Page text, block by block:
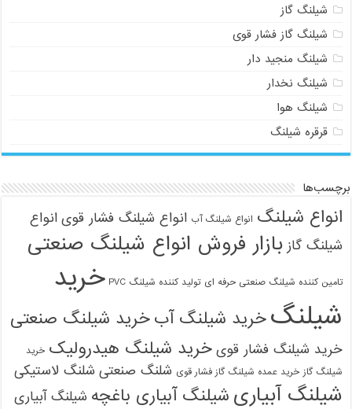
شیلنگ گاز
شیلنگ گاز فشار قوی
شیلنگ منجید دار
شیلنگ نخدار
شیلنگ هوا
قرقره شیلنگ
برچسب‌ها
انواع شیلنگ انواع شیلنگ آب انواع شیلنگ فشار قوی انواع
شیلنگ گاز بازار فروش انواع شیلنگ صنعتی
تامین کننده شیلنگ صنعتی حرفه ای تولید کننده شیلنگ PVC
خرید
شیلنگخرید شیلنگ آبخرید شیلنگ صنعتی
خرید شیلنگ فشار قوی خرید شیلنگ هیدرولیک خرید
شیلنگ گاز خرید عمده شیلنگ گاز فشار قوی شلنگ صنعتی شلنگ لاستیکی
شیلنگ آبیاری شیلنگ آبیاری باغچه شیلنگ آبیاری